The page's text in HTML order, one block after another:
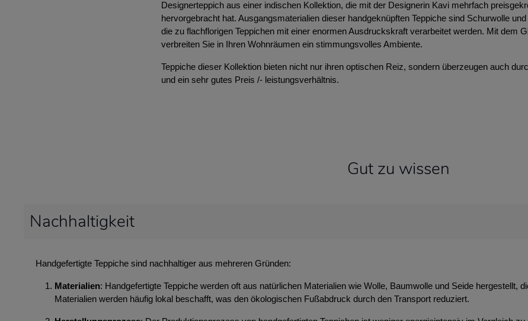
Designerteppich aus einer indischen Kollektion, die mit der Designerin Kavi mehrfach
hervorgebracht hat. Ausgangsmaterialien dieser handgeknüpften Teppiche sind Schurwolle
die zu flachflorigen Teppichen mit einer enormen Ausdruckskraft verarbeitet werden. Mit dem
verbreiten Sie in Ihren Wohnräumen ein stimmungsvolles Ambiente.
Teppiche dieser Kollektion bieten nicht nur ihren optischen Reiz, sondern überzeugen auch
und ein sehr gutes Preis /- leistungsverhältnis.
Gut zu wissen
Nachhaltigkeit
Handgefertigte Teppiche sind nachhaltiger aus mehreren Gründen:
Materialien: Handgefertigte Teppiche werden oft aus natürlichen Materialien wie Wolle, Baumwolle und Seide hergestellt,
Materialien werden häufig lokal beschafft, was den ökologischen Fußabdruck durch den Transport reduziert.